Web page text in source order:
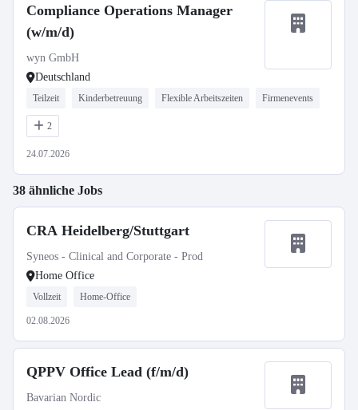
Compliance Operations Manager
(w/m/d)
wyn GmbH
Deutschland
Teilzeit Kinderbetreuung Flexible Arbeitszeiten Firmenevents
2
24.07.2026
38 ähnliche Jobs
CRA Heidelberg/Stuttgart
Syneos - Clinical and Corporate - Prod
Home Office
Vollzeit Home-Office
02.08.2026
QPPV Office Lead (f/m/d)
Bavarian Nordic